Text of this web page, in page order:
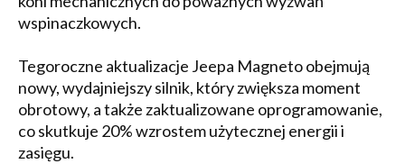
wspinaczkowych.
Tegoroczne aktualizacje Jeepa Magneto obejmują
nowy, wydajniejszy silnik, który zwiększa moment
obrotowy, a także zaktualizowane oprogramowanie,
co skutkuje 20% wzrostem użytecznej energii i
zasięgu.